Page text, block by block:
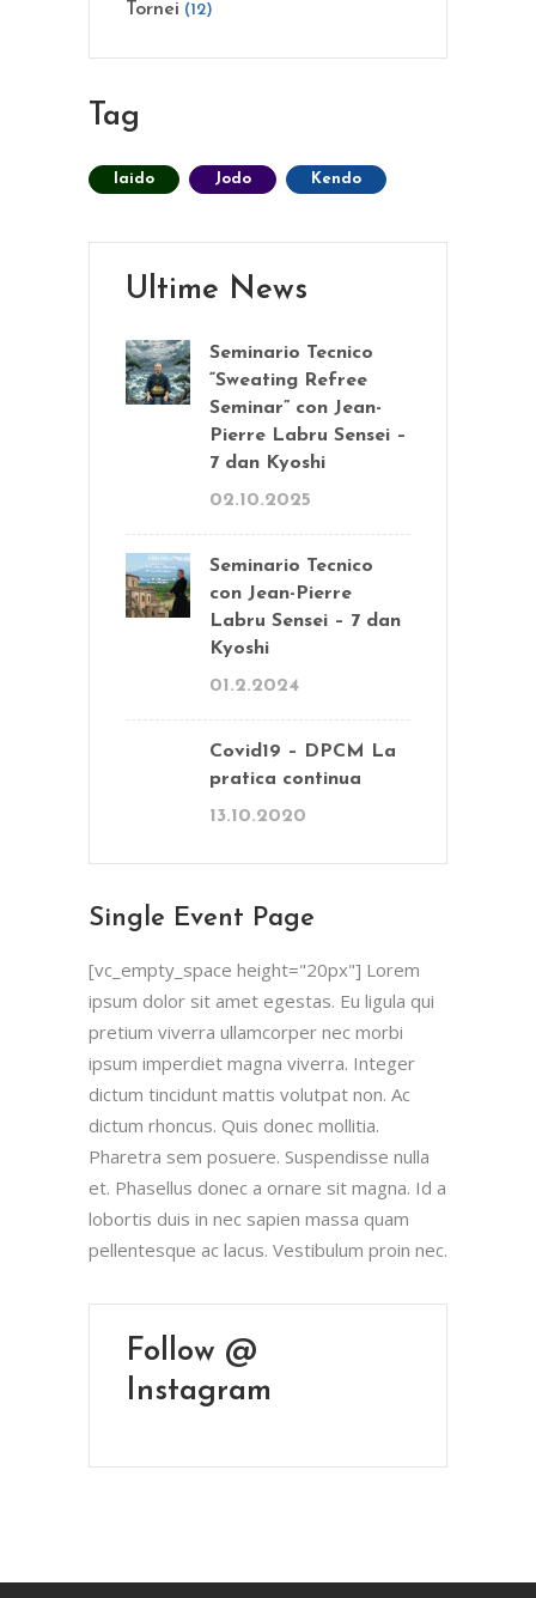
Tornei (12)
Tag
Iaido Jodo Kendo
Ultime News
Seminario Tecnico
“Sweating Refree
Seminar” con Jean-
Pierre Labru Sensei –
7 dan Kyoshi
02.10.2025
Seminario Tecnico
con Jean-Pierre
Labru Sensei – 7 dan
Kyoshi
01.2.2024
Covid19 – DPCM La
pratica continua
13.10.2020
Single Event Page
[vc_empty_space height="20px"] Lorem
ipsum dolor sit amet egestas. Eu ligula qui
pretium viverra ullamcorper nec morbi
ipsum imperdiet magna viverra. Integer
dictum tincidunt mattis volutpat non. Ac
dictum rhoncus. Quis donec mollitia.
Pharetra sem posuere. Suspendisse nulla
et. Phasellus donec a ornare sit magna. Id a
lobortis duis in nec sapien massa quam
pellentesque ac lacus. Vestibulum proin nec.
Follow @
Instagram